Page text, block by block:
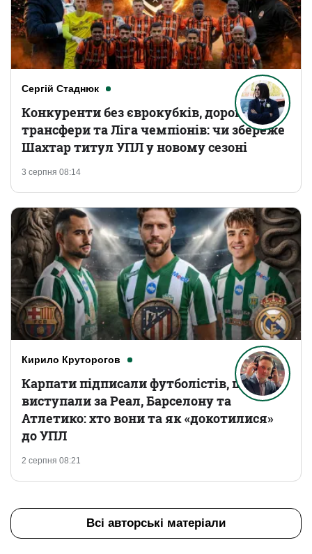
Сергій Стаднюк
3 серпня 08:14
Конкуренти без єврокубків, дорогі
трансфери та Ліга чемпіонів: чи збереже
Шахтар титул УПЛ у новому сезоні
Кирило Круторогов
2 серпня 08:21
Карпати підписали футболістів, що
виступали за Реал, Барселону та
Атлетико: хто вони та як «докотилися»
до УПЛ
Всі авторські матеріали